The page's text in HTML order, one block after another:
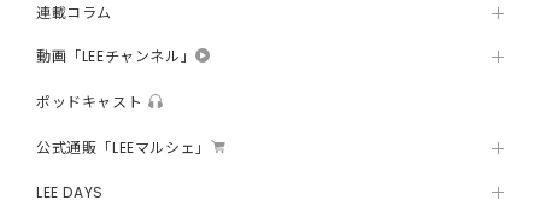
連載コラム
動画「LEEチャンネル」
ポッドキャスト
公式通販「LEEマルシェ」
LEE DAYS